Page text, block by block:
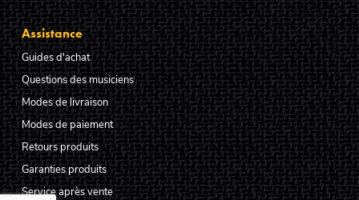
Assistance
Guides d'achat
Questions des musiciens
Modes de livraison
Modes de paiement
Retours produits
Garanties produits
Service après vente